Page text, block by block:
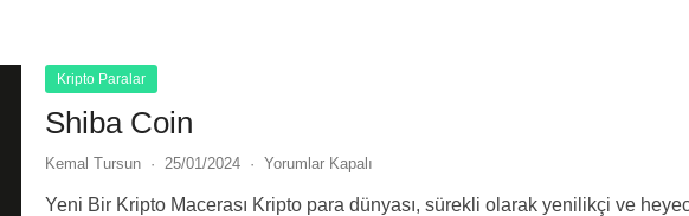
Kripto Paralar
Shiba Coin
Kemal Tursun · 25/01/2024 · Yorumlar Kapalı
Yeni Bir Kripto Macerası Kripto para dünyası, sürekli olarak yenilikçi ve